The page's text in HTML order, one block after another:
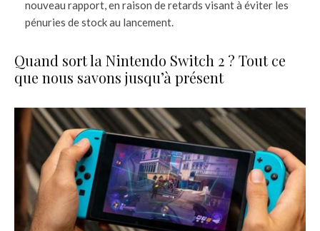
nouveau rapport, en raison de retards visant à éviter les
pénuries de stock au lancement.
Quand sort la Nintendo Switch 2 ? Tout ce
que nous savons jusqu’à présent